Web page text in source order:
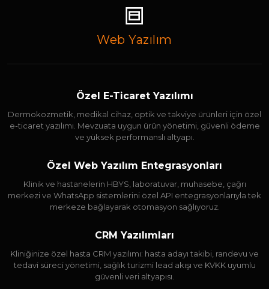
Web Yazılım
Özel E-Ticaret Yazılımı
Dermokozmetik, medikal cihaz, optik ve takviye ürünleri için özel
e-ticaret yazılımı. Mevzuata uygun ürün yönetimi, güvenli ödeme
ve yüksek performanslı altyapı.
Özel Web Yazılım Entegrasyonları
Klinik ve hastanelerin HBYS, laboratuvar, muhasebe, çağrı
merkezi ve WhatsApp sistemlerini özel API entegrasyonlarıyla tek
merkeze bağlayarak otomasyon sağlıyoruz.
CRM Yazılımları
Kliniğinize özel hasta CRM yazılımı: hasta adayı takibi, randevu ve
tedavi süreci yönetimi, sağlık turizmi lead akışı ve KVKK uyumlu
güvenli veri altyapısı.